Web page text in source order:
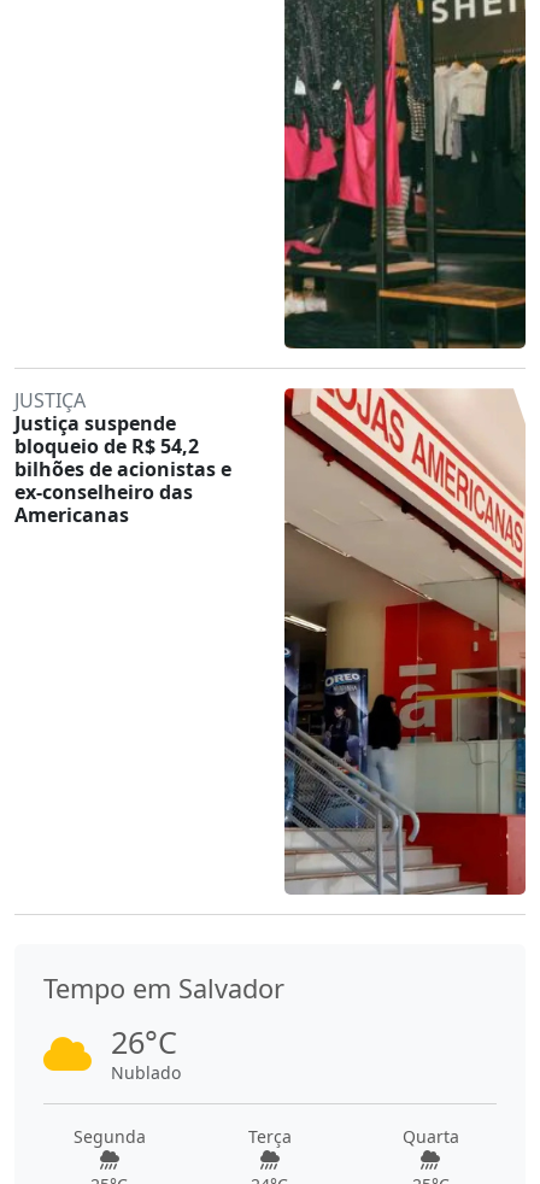
JUSTIÇA
Justiça suspende
bloqueio de R$ 54,2
bilhões de acionistas e
ex-conselheiro das
Americanas
Tempo em Salvador
26°C
Nublado
Segunda Terça Quarta